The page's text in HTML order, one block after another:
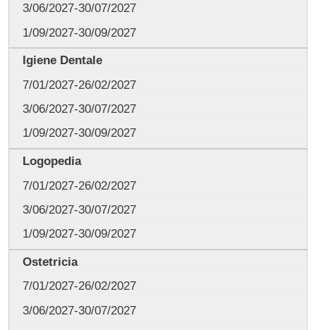
3/06/2027-30/07/2027
1/09/2027-30/09/2027
Igiene Dentale
7/01/2027-26/02/2027
3/06/2027-30/07/2027
1/09/2027-30/09/2027
Logopedia
7/01/2027-26/02/2027
3/06/2027-30/07/2027
1/09/2027-30/09/2027
Ostetricia
7/01/2027-26/02/2027
3/06/2027-30/07/2027